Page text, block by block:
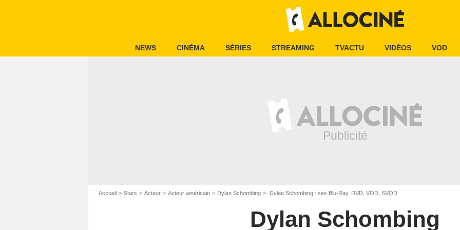
NEWS CINÉMA SÉRIES STREAMING TVACTU VIDÉOS VOD
Accueil Stars Acteur Acteur américain Dylan Schombing Dylan Schombing : ses Blu-Ray, DVD, VOD, SVOD
Dylan Schombing